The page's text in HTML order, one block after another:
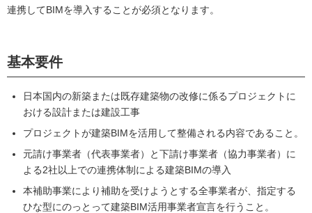
連携してBIMを導入することが必須となります。
基本要件
日本国内の新築または既存建築物の改修に係るプロジェクトに
おける設計または建設工事
プロジェクトが建築BIMを活用して整備される内容であること。
元請け事業者（代表事業者）と下請け事業者（協力事業者）に
よる2社以上での連携体制による建築BIMの導入
本補助事業により補助を受けようとする全事業者が、指定する
ひな型にのっとって建築BIM活用事業者宣言を行うこと。